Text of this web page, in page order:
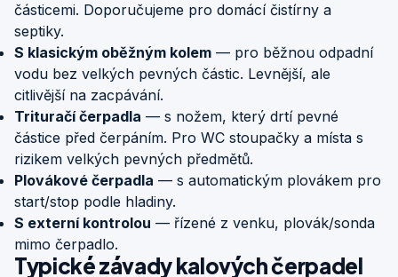
částicemi. Doporučujeme pro domácí čistírny a
septiky.
S klasickým oběžným kolem — pro běžnou odpadní
vodu bez velkých pevných částic. Levnější, ale
citlivější na zacpávání.
Trituračí čerpadla — s nožem, který drtí pevné
částice před čerpáním. Pro WC stoupačky a místa s
rizikem velkých pevných předmětů.
Plovákové čerpadla — s automatickým plovákem pro
start/stop podle hladiny.
S externí kontrolou — řízené z venku, plovák/sonda
mimo čerpadlo.
Typické závady kalových čerpadel